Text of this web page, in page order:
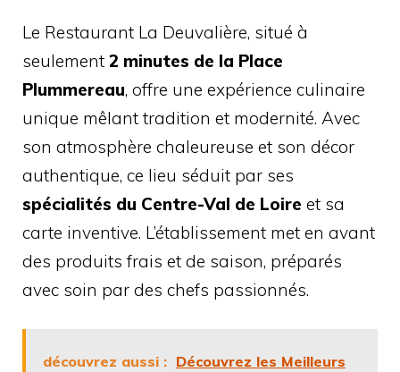
Le Restaurant La Deuvalière, situé à
seulement 2 minutes de la Place
Plummereau, offre une expérience culinaire
unique mêlant tradition et modernité. Avec
son atmosphère chaleureuse et son décor
authentique, ce lieu séduit par ses
spécialités du Centre-Val de Loire et sa
carte inventive. L’établissement met en avant
des produits frais et de saison, préparés
avec soin par des chefs passionnés.
découvrez aussi : Découvrez les Meilleurs